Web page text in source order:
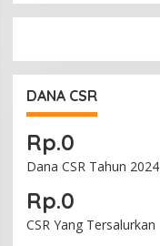
DANA CSR
Rp.0
Dana CSR Tahun 2024
Rp.0
CSR Yang Tersalurkan